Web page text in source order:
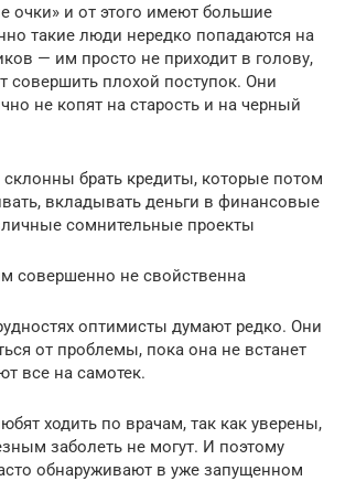
очки» и от этого имеют большие
такие люди нередко попадаются на
— им просто не приходит в голову,
совершить плохой поступок. Они
не копят на старость и на черный
склонны брать кредиты, которые потом
вкладывать деньги в финансовые
сомнительные проекты
совершенно не свойственна
оптимисты думают редко. Они
от проблемы, пока она не встанет
все на самотек.
ходить по врачам, так как уверены,
заболеть не могут. И поэтому
обнаруживают в уже запущенном